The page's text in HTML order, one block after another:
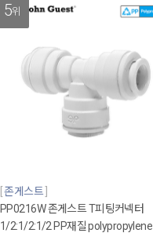
5위
존게스트
PP0216W 존게스트 T피팅커넥터
1/2:1/2:1/2 PP재질 polypropylene